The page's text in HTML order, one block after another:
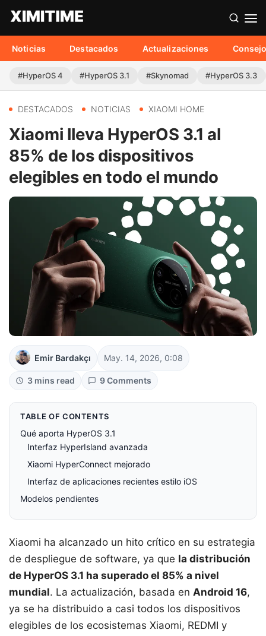
Noticias Destacados Actualizaciones
#HyperOS 4 #HyperOS 3.1 #Skynomad #HyperOS 3.3
DESTACADOS NOTICIAS XIAOMI HOME
Xiaomi lleva HyperOS 3.1 al
85% de los dispositivos
elegibles en todo el mundo
Emir Bardakçı May. 14, 2026, 0:08
3 mins read 9 Comments
TABLE OF CONTENTS
Qué aporta HyperOS 3.1
Interfaz HyperIsland avanzada
Xiaomi HyperConnect mejorado
Interfaz de aplicaciones recientes estilo iOS
Modelos pendientes
Xiaomi ha alcanzado un hito crítico en su estrategia
de despliegue de software, ya que la distribución
de HyperOS 3.1 ha superado el 85% a nivel
mundial. La actualización, basada en Android 16,
ya se ha distribuido a casi todos los dispositivos
elegibles de los ecosistemas Xiaomi, REDMI y